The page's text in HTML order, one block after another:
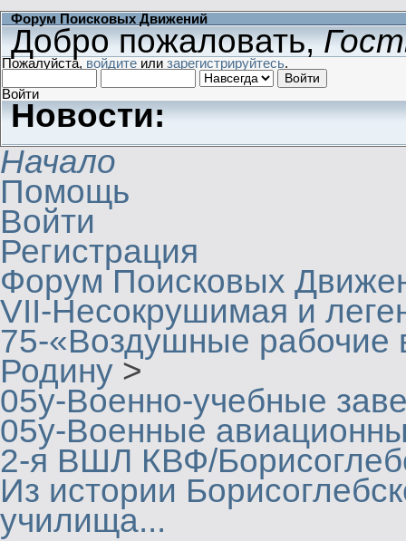
Форум Поисковых Движений
Добро пожаловать,
Пожалуйста, войдите или зарегистрируйтесь.
Войти
Новости:
Начало
Помощь
Войти
Регистрация
Форум Поисковых
VII-Несокрушимая и
75-«Воздушные рабочие
Родину >
05у-Военно-учебные
05у-Военные
2-я ВШЛ КВФ/
Из истории
училища...